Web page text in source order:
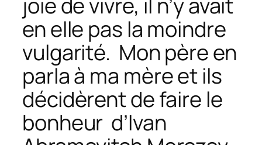
en elle pas la moindre
vulgarité. Mon père en
parla à ma mère et ils
décidèrent de faire le
bonheur d’Ivan